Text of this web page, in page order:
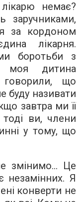
немає?
заручниками,
за кордоном
лікарня.
боротьби з
моя дитина
що
буду називати
завтра ми її
ви, члени
у тому, що
змінимо... Це
незамінних. Я
конверти не